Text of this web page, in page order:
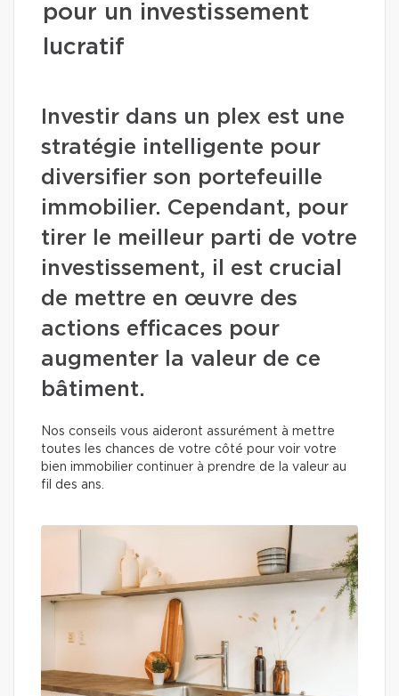
pour un investissement
lucratif
Investir dans un plex est une
stratégie intelligente pour
diversifier son portefeuille
immobilier. Cependant, pour
tirer le meilleur parti de votre
investissement, il est crucial
de mettre en œuvre des
actions efficaces pour
augmenter la valeur de ce
bâtiment.
Nos conseils vous aideront assurément à mettre
toutes les chances de votre côté pour voir votre
bien immobilier continuer à prendre de la valeur au
fil des ans.